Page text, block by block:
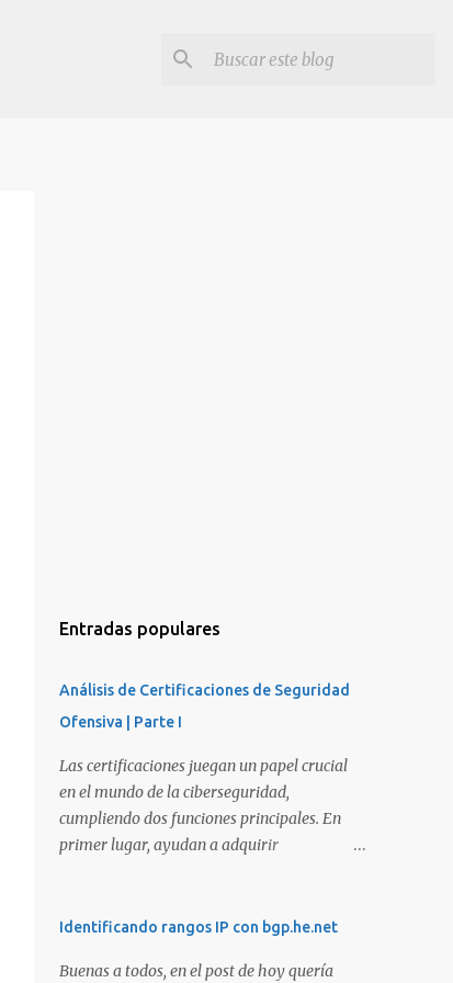
Entradas populares
Análisis de Certificaciones de Seguridad
Ofensiva | Parte I
Las certificaciones juegan un papel crucial
en el mundo de la ciberseguridad,
cumpliendo dos funciones principales. En
primer lugar, ayudan a adquirir
lugar, proporcionan una manera de
y habilidades. El problema es que, debido a
Identificando rangos IP con bgp.he.net
Buenas a todos, en el post de hoy quería